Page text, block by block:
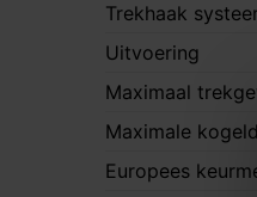
Trekhaak
Uitvoering
Maximaal
Maximale
Europees